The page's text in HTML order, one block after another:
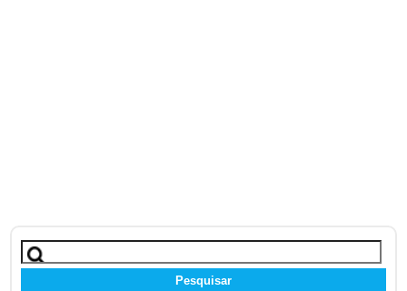
Pesquisar
por: